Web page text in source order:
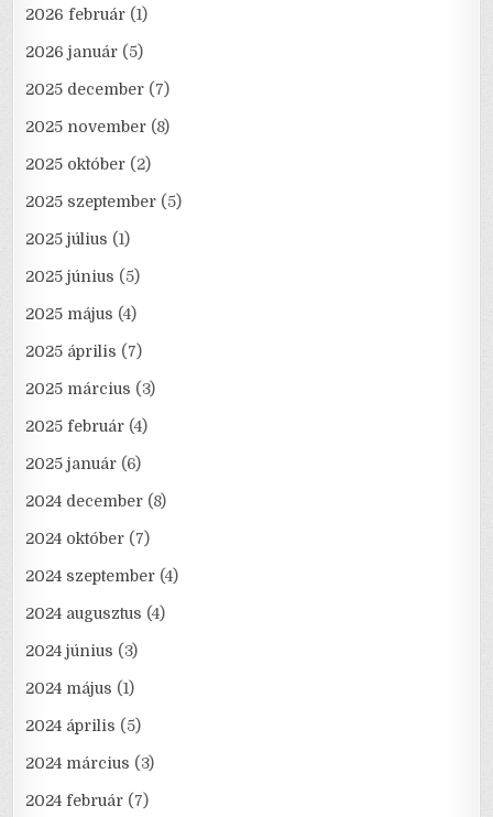
2026 február (1)
2026 január (5)
2025 december (7)
2025 november (8)
2025 október (2)
2025 szeptember (5)
2025 július (1)
2025 június (5)
2025 május (4)
2025 április (7)
2025 március (3)
2025 február (4)
2025 január (6)
2024 december (8)
2024 október (7)
2024 szeptember (4)
2024 augusztus (4)
2024 június (3)
2024 május (1)
2024 április (5)
2024 március (3)
2024 február (7)